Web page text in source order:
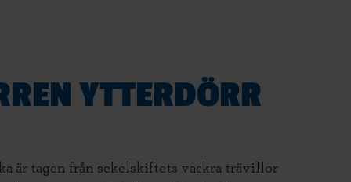
YTTERDÖRR
är tagen från sekelskiftets vackra trävillor